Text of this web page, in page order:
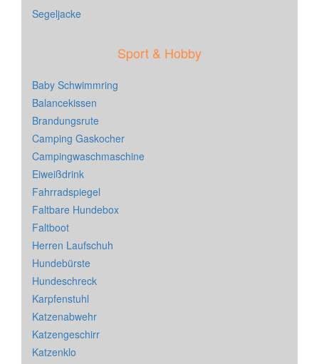
Segeljacke
Sport & Hobby
Baby Schwimmring
Balancekissen
Brandungsrute
Camping Gaskocher
Campingwaschmaschine
Eiweißdrink
Fahrradspiegel
Faltbare Hundebox
Faltboot
Herren Laufschuh
Hundebürste
Hundeschreck
Karpfenstuhl
Katzenabwehr
Katzengeschirr
Katzenklo